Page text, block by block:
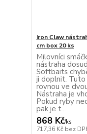
Iron Claw
cm box 20 ks
Milovníci
nástraha
Softbaits
ji doplnit. Tuto
rovnou ve
Nástraha je
Pokud ryby
pak je t...
868 Kč/ks
717,36 Kč bez